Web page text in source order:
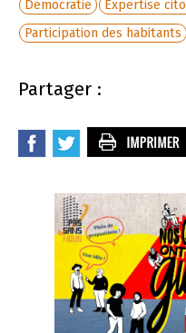
Démocratie
Expertise
Participation des habitants
Partager :